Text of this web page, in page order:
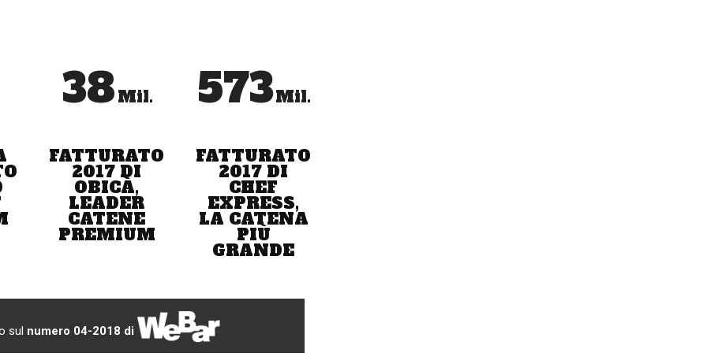
Panino Giusto. «Una crescita - spiega Pambianco -
Negli ultimi tre anni questo segmento ha mostrato
stranieri nel settore del food retail è legato da un lato
- dall'altra alla scarsissima penetrazione della
Da Giacomo o Langosteria), a chi è già nato con
38Mil.
FATTURATO
2017 DI
OBICÀ,
LEADER
CATENE
PREMIUM
573Mil.
FATTURATO
2017 DI
CHEF
EXPRESS,
LA CATENA
PIÙ
GRANDE
sul numero 04-2018 di